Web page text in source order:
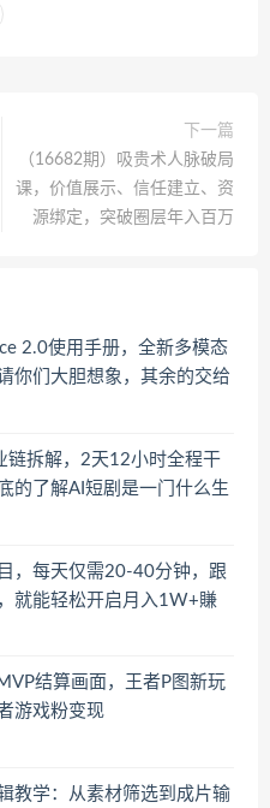
下一篇
（16682期）吸贵术人脉破局
课，价值展示、信任建立、资
源绑定，突破圈层年入百万
2.0使用手册，全新多模态
你们大胆想象，其余的交给
链拆解，2天12小时全程干
的了解AI短剧是一门什么生
，每天仅需20-40分钟，跟
就能轻松开启月入1W+賺
结算画面，王者P图新玩
游戏粉变现
教学：从素材筛选到成片输